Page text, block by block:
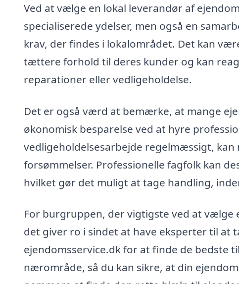
Ved at vælge en lokal leverandør af
specialiserede ydelser, men også en
krav, der findes i lokalområdet. Det kan
tættere forhold til deres kunder og kan
reparationer eller vedligeholdelse.
Det er også værd at bemærke, at mange
økonomisk besparelse ved at hyre
vedligeholdelsesarbejde regelmæssigt,
forsømmelser. Professionelle fagfolk kan
hvilket gør det muligt at tage handling,
For burgruppen, der vigtigste ved at vælge
det giver ro i sindet at have eksperter til at
ejendomsservice.dk for at finde de bedste
nærområde, så du kan sikre, at din